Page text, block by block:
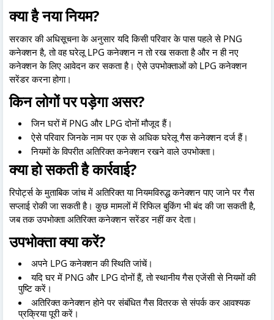
क्या है नया नियम?
सरकार की अधिसूचना के अनुसार यदि किसी परिवार के पास पहले से PNG
कनेक्शन है, तो वह घरेलू LPG कनेक्शन न तो रख सकता है और न ही नए
कनेक्शन के लिए आवेदन कर सकता है। ऐसे उपभोक्ताओं को LPG कनेक्शन
सरेंडर करना होगा।
किन लोगों पर पड़ेगा असर?
जिन घरों में PNG और LPG दोनों मौजूद हैं।
ऐसे परिवार जिनके नाम पर एक से अधिक घरेलू गैस कनेक्शन दर्ज हैं।
नियमों के विपरीत अतिरिक्त कनेक्शन रखने वाले उपभोक्ता।
क्या हो सकती है कार्रवाई?
रिपोर्ट्स के मुताबिक जांच में अतिरिक्त या नियमविरुद्ध कनेक्शन पाए जाने पर गैस
सप्लाई रोकी जा सकती है। कुछ मामलों में रिफिल बुकिंग भी बंद की जा सकती है,
जब तक उपभोक्ता अतिरिक्त कनेक्शन सरेंडर नहीं कर देता।
उपभोक्ता क्या करें?
अपने LPG कनेक्शन की स्थिति जांचें।
यदि घर में PNG और LPG दोनों हैं, तो स्थानीय गैस एजेंसी से नियमों की
पुष्टि करें।
अतिरिक्त कनेक्शन होने पर संबंधित गैस वितरक से संपर्क कर आवश्यक
प्रक्रिया पूरी करें।